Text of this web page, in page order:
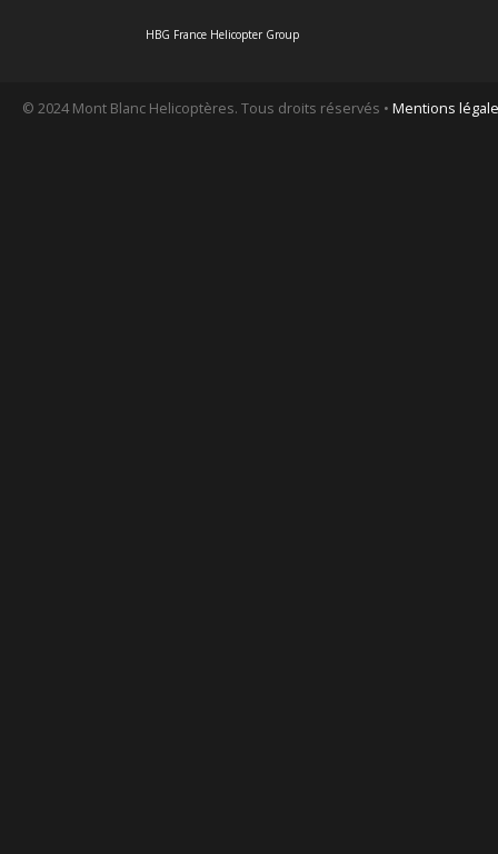
HBG France Helicopter Group
© 2024 Mont Blanc Helicoptères. Tous droits réservés • Mentions